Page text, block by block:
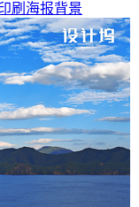
刷海报背景